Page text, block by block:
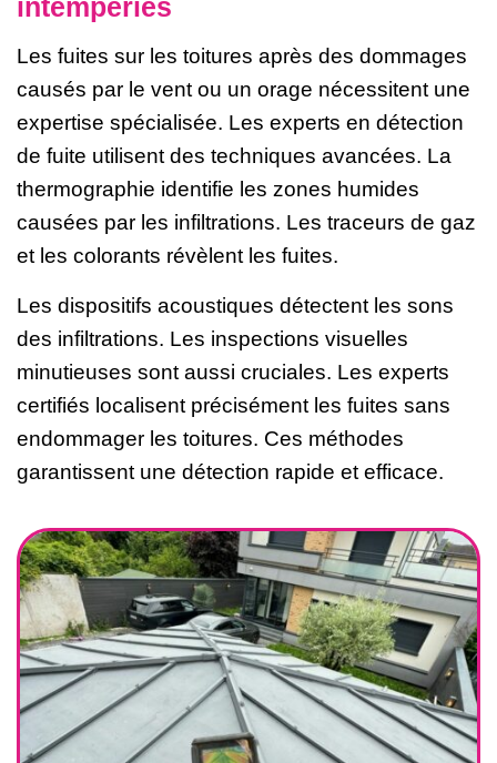
intempéries
Les fuites sur les toitures après des dommages
causés par le vent ou un orage nécessitent une
expertise spécialisée. Les experts en détection
de fuite utilisent des techniques avancées. La
thermographie identifie les zones humides
causées par les infiltrations. Les traceurs de gaz
et les colorants révèlent les fuites.
Les dispositifs acoustiques détectent les sons
des infiltrations. Les inspections visuelles
minutieuses sont aussi cruciales. Les experts
certifiés localisent précisément les fuites sans
endommager les toitures. Ces méthodes
garantissent une détection rapide et efficace.